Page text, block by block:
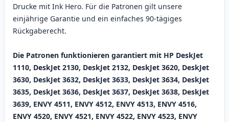
Drucke mit Ink Hero. Für die Patronen gilt unsere
einjährige Garantie und ein einfaches 90-tägiges
Rückgaberecht.
Die Patronen funktionieren garantiert mit HP DeskJet
1110, DeskJet 2130, DeskJet 2132, DeskJet 3620, DeskJet
3630, DeskJet 3632, DeskJet 3633, DeskJet 3634, DeskJet
3635, DeskJet 3636, DeskJet 3637, DeskJet 3638, DeskJet
3639, ENVY 4511, ENVY 4512, ENVY 4513, ENVY 4516,
ENVY 4520, ENVY 4521, ENVY 4522, ENVY 4523, ENVY